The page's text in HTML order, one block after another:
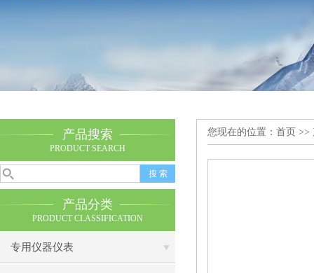
产品搜索
PRODUCT SEARCH
产品分类
PRODUCT CLASSIFICATION
专用仪器仪表
您现在的位置： 首页 >>